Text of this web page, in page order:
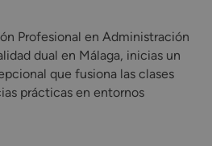
Profesional en Administración
dual en Málaga, inicias un
que fusiona las clases
prácticas en entornos